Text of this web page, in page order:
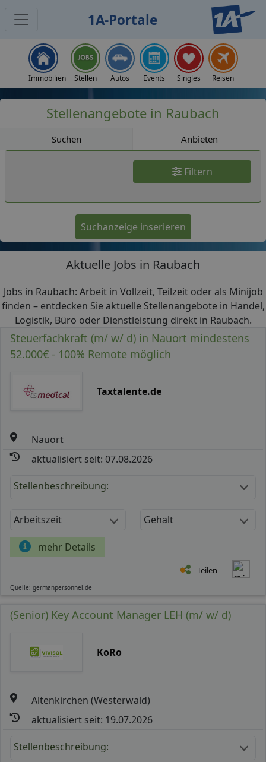
1A-Portale
Immobilien Stellen Autos Events Singles Reisen
Stellenangebote in Raubach
Suchen Anbieten
Filtern
Suchanzeige inserieren
Aktuelle Jobs in Raubach
Jobs in Raubach: Arbeit in Vollzeit, Teilzeit oder als Minijob
finden – entdecken Sie aktuelle Stellenangebote in Handel,
Logistik, Büro oder Dienstleistung direkt in Raubach.
Steuerfachkraft (m/ w/ d) in Nauort mindestens
52.000€ - 100% Remote möglich
Taxtalente.de
Nauort
aktualisiert seit: 07.08.2026
Stellenbeschreibung:
Arbeitszeit Gehalt
mehr Details
Teilen
Quelle: germanpersonnel.de
(Senior) Key Account Manager LEH (m/ w/ d)
KoRo
Altenkirchen (Westerwald)
aktualisiert seit: 19.07.2026
Stellenbeschreibung: